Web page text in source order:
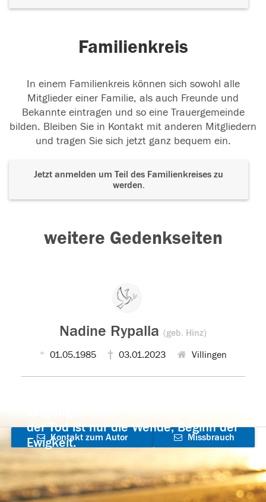
Familienkreis
In einem Familienkreis können sich sowohl alle
Mitglieder einer Familie, als auch Freunde und
Bekannte eintragen und so eine Trauergemeinde
bilden. Bleiben Sie in Kontakt mit anderen Mitgliedern
und tragen Sie sich jetzt ganz bequem ein.
Jetzt anmelden um Teil des Familienkreises zu
werden.
weitere Gedenkseiten
Nadine Rypalla (geb. Hinz)
01.05.1985 03.01.2023 Villingen
der Tod ist nur die Wende, Beginn der
Ewigkeit.
Kontakt zum Autor
aufnehmen
Missbrauch